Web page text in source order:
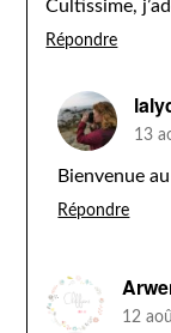
Cultissime,
Répondre
13
Bienvenue
Répondre
12